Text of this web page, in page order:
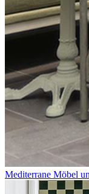
Mediterrane Möbel